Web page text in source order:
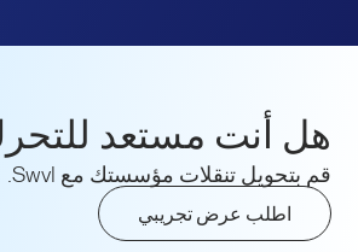
هل أنت مستعد
قم بتحويل تنقلات مؤسستك مع Swvl.
اطلب عرض تجريبي